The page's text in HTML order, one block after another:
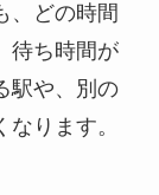
、どの時間
待ち時間が
駅や、別の
ります。